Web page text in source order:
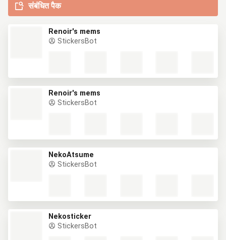
संबंधित पैक
Renoir's mems
StickersBot
Renoir's mems
StickersBot
NekoAtsume
StickersBot
Nekosticker
StickersBot